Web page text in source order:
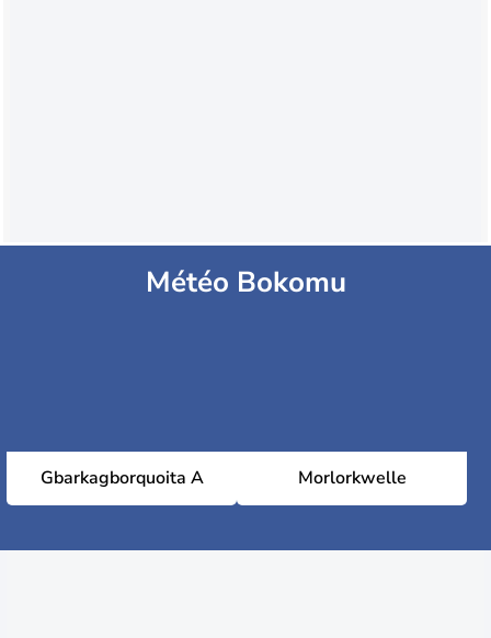
Météo Bokomu
Gbarkagborquoita A Morlorkwelle